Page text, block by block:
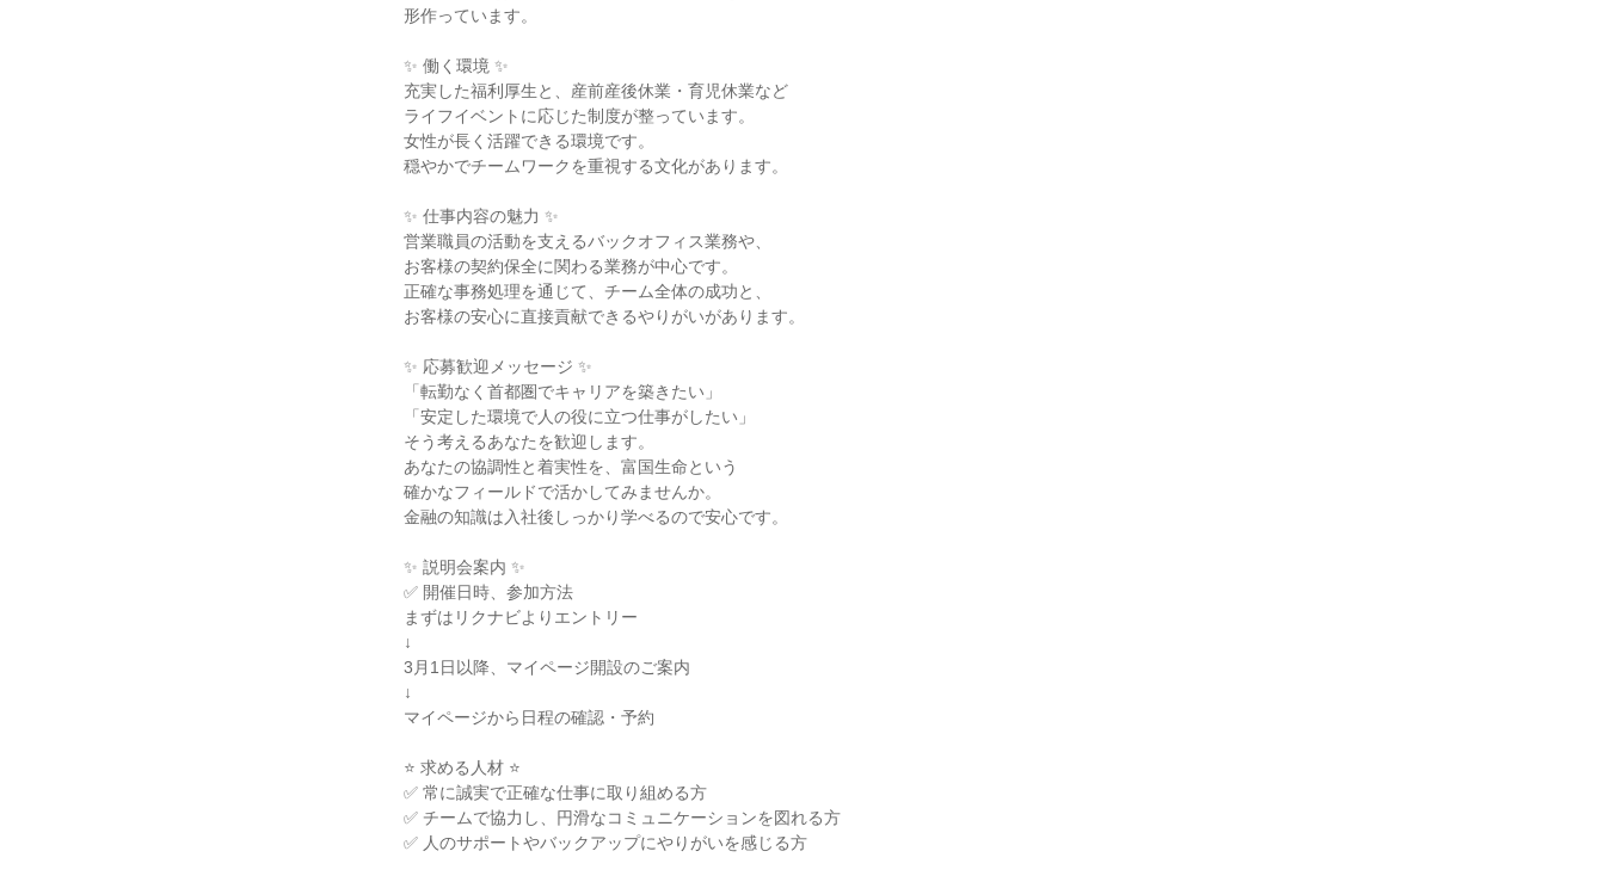
形作っています。
✨ 働く環境 ✨
充実した福利厚生と、産前産後休業・育児休業など
ライフイベントに応じた制度が整っています。
女性が長く活躍できる環境です。
穏やかでチームワークを重視する文化があります。
✨ 仕事内容の魅力 ✨
営業職員の活動を支えるバックオフィス業務や、
お客様の契約保全に関わる業務が中心です。
正確な事務処理を通じて、チーム全体の成功と、
お客様の安心に直接貢献できるやりがいがあります。
✨ 応募歓迎メッセージ ✨
「転勤なく首都圏でキャリアを築きたい」
「安定した環境で人の役に立つ仕事がしたい」
そう考えるあなたを歓迎します。
あなたの協調性と着実性を、富国生命という
確かなフィールドで活かしてみませんか。
金融の知識は入社後しっかり学べるので安心です。
✨ 説明会案内 ✨
✅ 開催日時、参加方法
まずはリクナビよりエントリー
↓
3月1日以降、マイページ開設のご案内
↓
マイページから日程の確認・予約
⭐ 求める人材 ⭐
✅ 常に誠実で正確な仕事に取り組める方
✅ チームで協力し、円滑なコミュニケーションを図れる方
✅ 人のサポートやバックアップにやりがいを感じる方